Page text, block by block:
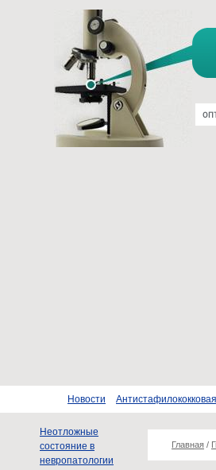
Новости
Неотложные
состояние в
невропатологии
Главная /